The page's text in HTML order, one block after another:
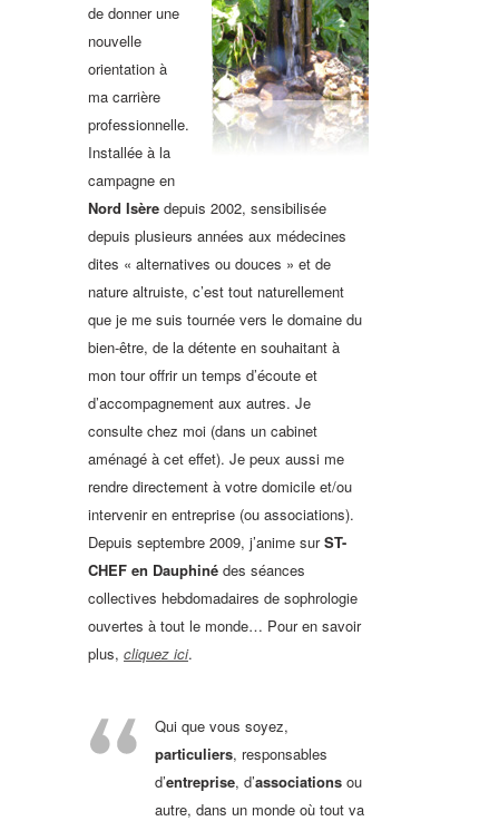
de donner une
nouvelle
orientation à
ma carrière
professionnelle.
Installée à la
campagne en
Nord Isère depuis 2002, sensibilisée
depuis plusieurs années aux médecines
dites « alternatives ou douces » et de
nature altruiste, c’est tout naturellement
que je me suis tournée vers le domaine du
bien-être, de la détente en souhaitant à
mon tour offrir un temps d’écoute et
d’accompagnement aux autres. Je
consulte chez moi (dans un cabinet
aménagé à cet effet). Je peux aussi me
rendre directement à votre domicile et/ou
intervenir en entreprise (ou associations).
Depuis septembre 2009, j’anime surST-
CHEF en Dauphiné des séances
collectives hebdomadaires de sophrologie
ouvertes à tout le monde… Pour en savoir
plus, cliquez ici.
Qui que vous soyez,
particuliers, responsables
d’entreprise, d’associations ou
autre, dans un monde où tout va